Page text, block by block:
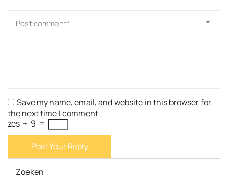
Save my name, email, and website in this browser for
the next time I comment
zes + 9 =
Post Your Reply
Zoeken